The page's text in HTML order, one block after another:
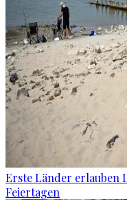
Erste Länder erlauben
Feiertagen